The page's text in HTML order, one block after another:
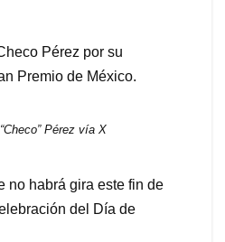
Pérez por su
Premio de México.
Pérez vía X
no habrá gira este fin de
del Día de